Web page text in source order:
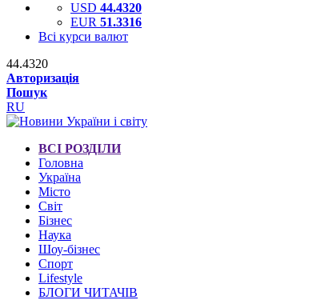
USD 44.4320
EUR 51.3316
Всі курси валют
44.4320
Авторизація
Пошук
RU
ВСІ РОЗДІЛИ
Головна
Україна
Місто
Світ
Бізнес
Наука
Шоу-бізнес
Спорт
Lifestyle
БЛОГИ ЧИТАЧІВ